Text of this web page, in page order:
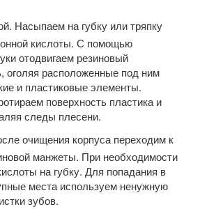
Насыпаем на губку или тряпку
кислоты. С помощью
отодвигаем резиновый
оголяя расположенные под ним
и пластиковые элементы.
поверхность пластика и
следы плесени.
очищения корпуса переходим к
манжеты. При необходимости
на губку. Для попадания в
места используем ненужную
зубов.